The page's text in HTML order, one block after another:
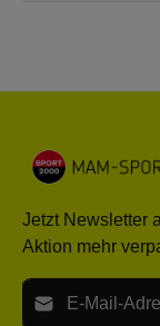
Jetzt Newsletter
Aktion mehr
E-Mail-Adresse*